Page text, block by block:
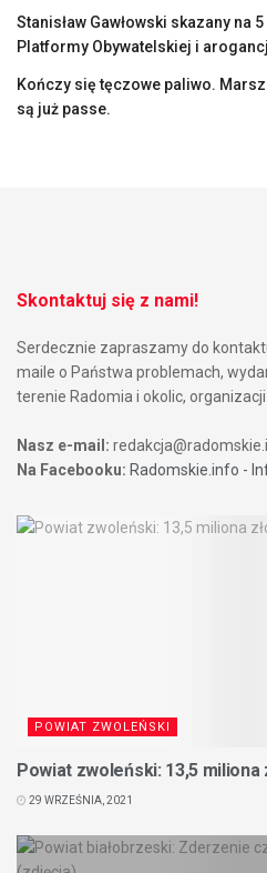
Stanisław Gawłowski skazany na
Platformy Obywatelskiej i
Kończy się tęczowe paliwo.
są już passe.
Skontaktuj się z nami!
Serdecznie zapraszamy do
maile o Państwa problemach,
terenie Radomia i okolic,
Nasz e-mail:
Na Facebooku: Radomskie.info -
POWIAT ZWOLEŃSKI
Powiat zwoleński: 13,5 miliona
29 WRZEŚNIA, 2021